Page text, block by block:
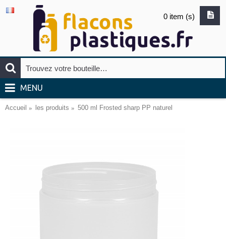
0 item (s)
MENU
Accueil les produits 500 ml Frosted sharp PP naturel